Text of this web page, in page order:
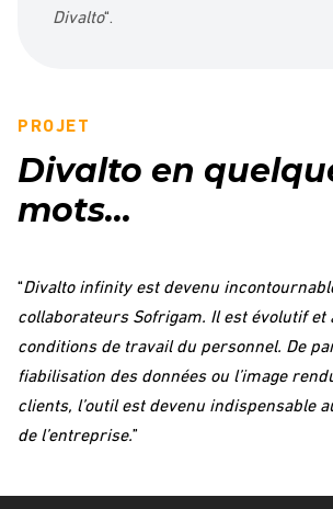
Divalto“.
PROJET
Divalto en
mots…
“Divalto infinity est devenu
collaborateurs Sofrigam. Il est évolutif et
conditions de travail du personnel. De
fiabilisation des données ou l’image
clients, l’outil est devenu indispensable
de l’entreprise.”